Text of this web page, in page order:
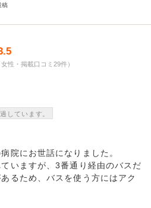
稿
性・掲載口コミ29件）
しています。
院にお世話になりました。
いますが、3番通り経由のバスだ
るため、バスを使う方にはアク